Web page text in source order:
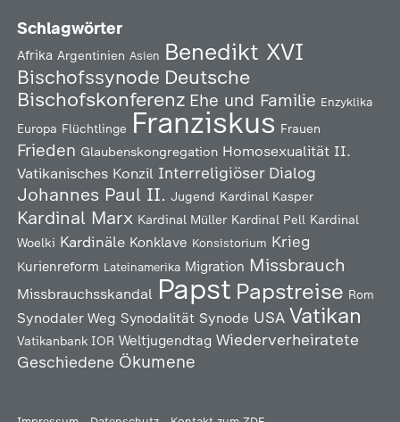
Schlagwörter
Afrika Argentinien Asien Benedikt XVI
Bischofssynode Deutsche
Bischofskonferenz Ehe und Familie Enzyklika
Europa Flüchtlinge Franziskus Frauen
Frieden Glaubenskongregation Homosexualität II.
Vatikanisches Konzil Interreligiöser Dialog
Johannes Paul II. Jugend Kardinal Kasper
Kardinal Marx Kardinal Müller Kardinal Pell Kardinal
Woelki Kardinäle Konklave Konsistorium Krieg
Kurienreform Lateinamerika Migration Missbrauch
Missbrauchsskandal Papst Papstreise Rom
Synodaler Weg Synodalität Synode USA Vatikan
Vatikanbank IOR Weltjugendtag Wiederverheiratete
Geschiedene Ökumene